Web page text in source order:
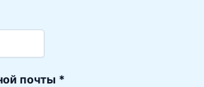
почты *